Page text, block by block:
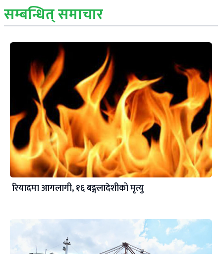
सम्बन्धित् समाचार
रियादमा आगलागी, १६ बङ्गलादेशीको मृत्यु